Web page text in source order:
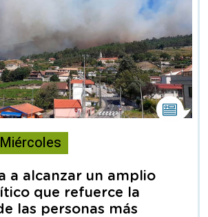
Esta
noticia
Miércoles
a alcanzar un amplio
que refuerce la
las personas más